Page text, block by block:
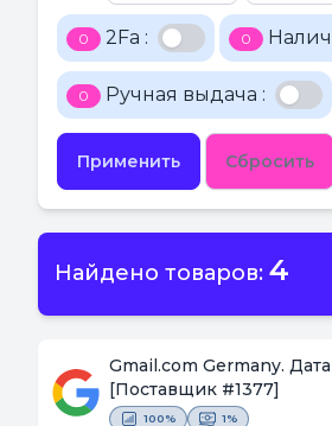
0 2Fa : 0
0 Ручная выдача :
Применить Сбросить
Найдено товаров: 4
Gmail.com Germany.
[Поставщик #1377]
100% 1%